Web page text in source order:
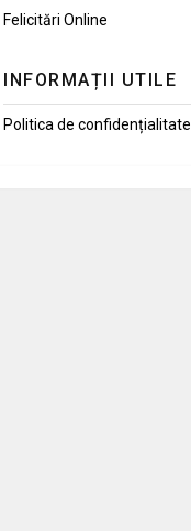
Felicitări Online
INFORMAȚII UTILE
Politica de confidențialitate